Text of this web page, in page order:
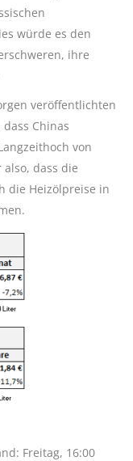
würde es den
ihre
veröffentlichten
Chinas
von
dass die
die Heizölpreise in
Freitag, 16:00